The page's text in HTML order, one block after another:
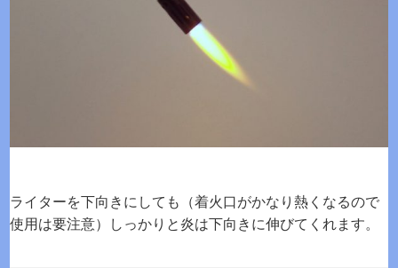
ライターを下向きにしても（着火口がかなり熱くなるので
使用は要注意）しっかりと炎は下向きに伸びてくれます。